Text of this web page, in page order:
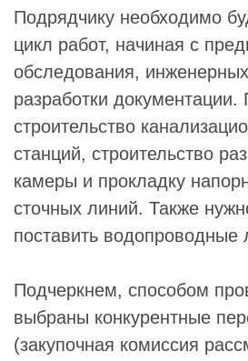
Подрядчику необходимо
цикл работ, начиная с
обследования,
разработки документации.
строительство
станций, строительство
камеры и прокладку
сточных линий. Также
поставить водопроводные
Подчеркнем, способом
выбраны конкурентные
(закупочная комиссия